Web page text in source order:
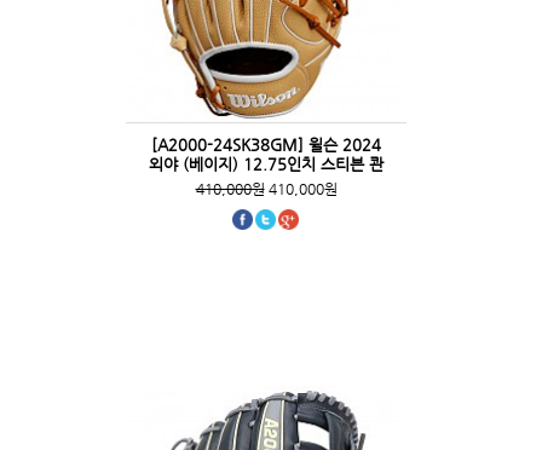
[A2000-24SK38GM] 윌슨 2024
외야 (베이지) 12.75인치 스티븐 콴
410,000원410,000원